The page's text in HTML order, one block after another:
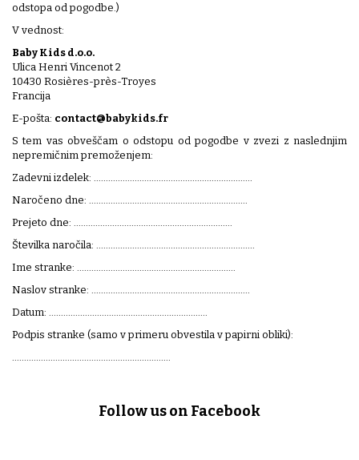
odstopa od pogodbe.)
V vednost:
Baby Kids d.o.o.
Ulica Henri Vincenot 2
10430 Rosières-près-Troyes
Francija
E-pošta: contact@babykids.fr
S tem vas obveščam o odstopu od pogodbe v zvezi z naslednjim
nepremičnim premoženjem:
Zadevni izdelek: ..................................................................
Naročeno dne: ..................................................................
Prejeto dne: ..................................................................
Številka naročila: ..................................................................
Ime stranke: ..................................................................
Naslov stranke: ..................................................................
Datum: ..................................................................
Podpis stranke (samo v primeru obvestila v papirni obliki):
Follow us on Facebook